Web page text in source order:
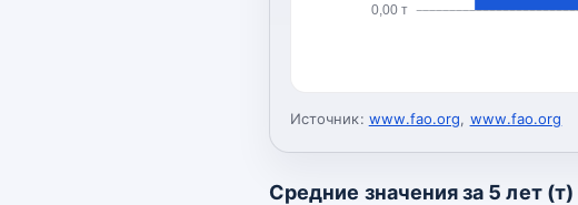
0,00 т
Источник: www.fao.org, www.fao.org
Средние значения за 5 лет (т)